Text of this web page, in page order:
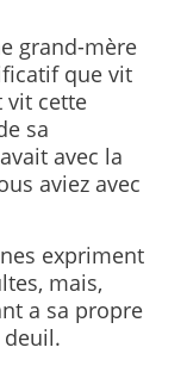
grand-mère
que vit
vit cette
sa
avec la
aviez avec
expriment
mais,
a sa propre
deuil.